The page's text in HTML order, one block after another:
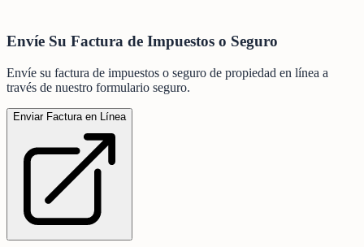
Envíe Su Factura de Impuestos o Seguro
Envíe su factura de impuestos o seguro de propiedad en línea a
través de nuestro formulario seguro.
Enviar Factura en Línea